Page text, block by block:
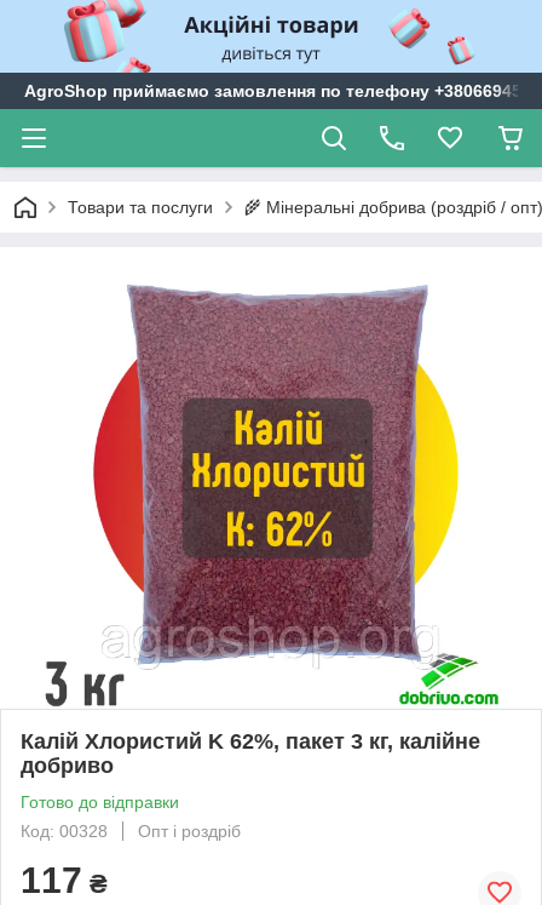
AgroShop приймаємо замовлення по телефону
Товари та послуги 🌾 Мінеральні добрива (роздріб / опт)
Калій Хлористий K 62%, пакет 3 кг, калійне
добриво
Готово до відправки
Код: 00328
Опт і роздріб
117 ₴